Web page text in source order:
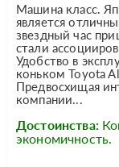
Машина класс.
является
звездный час
стали
Удобство в
коньком Toyota
Предвосхищая
компании...
Достоинства:
экономичность.